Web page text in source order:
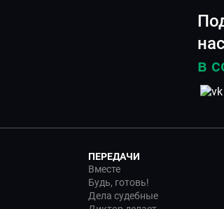
нас
в
ПЕРЕДАЧИ
Вместе
Будь, готовь!
Дела судебные